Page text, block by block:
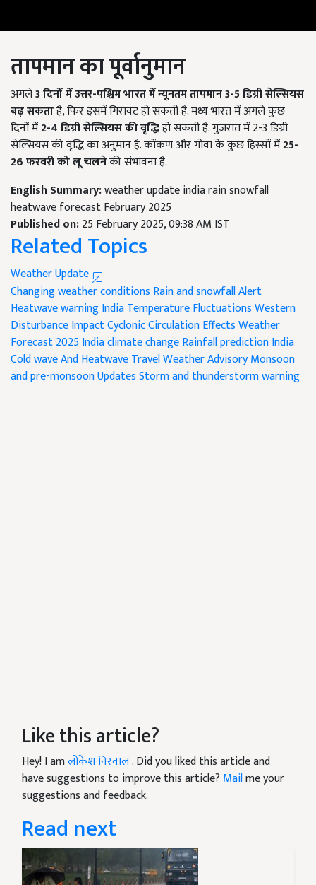
तापमानकापूर्वानुमान
अगले3दिनों में उत्तर-पश्चिम भारत में न्यूनतम तापमान 3-5डिग्री सेल्सियस
बढ़ सकताहै, फिर इसमें गिरावट हो सकती है. मध्य भारत में अगले कुछ
दिनों में2-4डिग्री सेल्सियस की वृद्धिहो सकती है. गुजरात में 2-3 डिग्री
सेल्सियस की वृद्धि का अनुमान है. कोंकण और गोवा के कुछ हिस्सों में25-
26फरवरी को लू चलनेकी संभावना है.
English Summary:weather update india rain snowfall
heatwave forecast February 2025
Published on:25 February 2025, 09:38 AM IST
Related Topics
Weather Update
Changing weather conditions Rain and snowfall Alert
Heatwave warning IndiaTemperature FluctuationsWestern
Disturbance ImpactCyclonic Circulation EffectsWeather
Forecast 2025India climate changeRainfall prediction India
Cold wave And HeatwaveTravel Weather AdvisoryMonsoon
and pre-monsoon UpdatesStorm and thunderstorm warning
Like this article?
Hey! I amलोकेश निरवाल. Did you liked this article and
have suggestions to improve this article? Mailme your
suggestions and feedback.
Read next